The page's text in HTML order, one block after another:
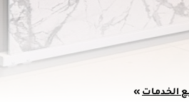
الخدمات »